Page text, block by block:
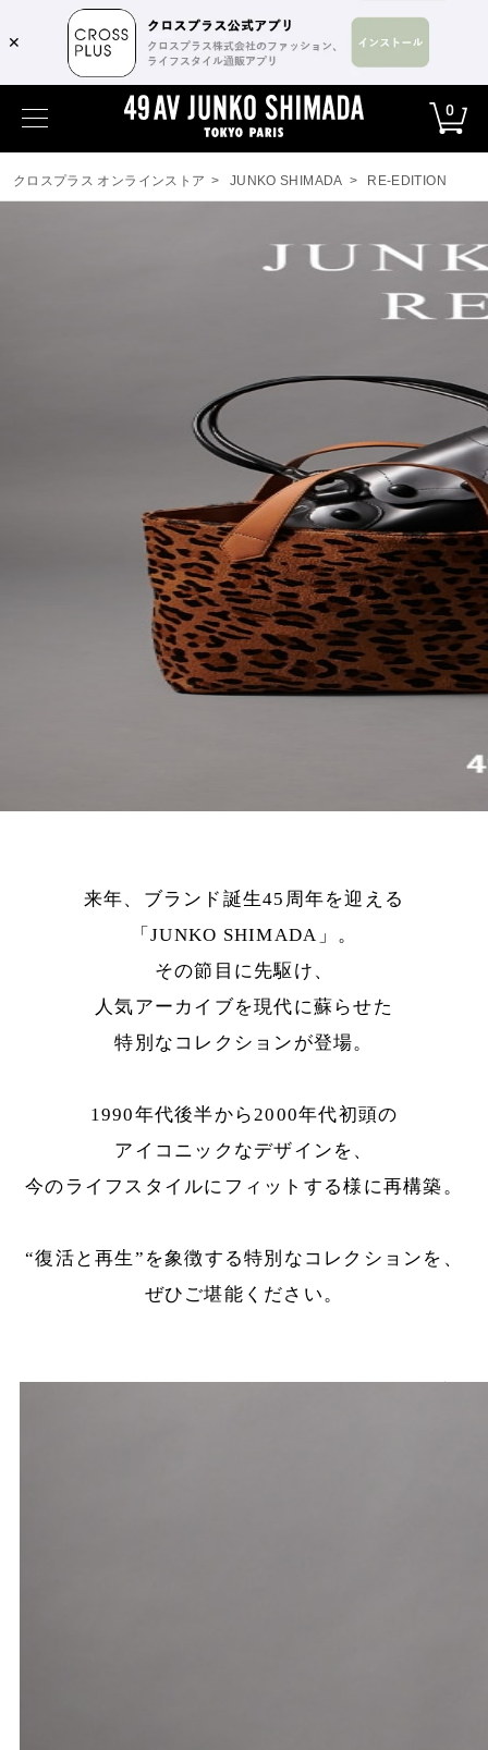
✕
0
クロスプラス オンラインストア > JUNKO SHIMADA > RE-EDITION
来年、ブランド誕生45周年を迎える
「JUNKO SHIMADA」。
その節目に先駆け、
人気アーカイブを現代に蘇らせた
特別なコレクションが登場。
1990年代後半から2000年代初頭の
アイコニックなデザインを、
今のライフスタイルにフィットする様に再構築。
“復活と再生”を象徴する特別なコレクションを、
ぜひご堪能ください。